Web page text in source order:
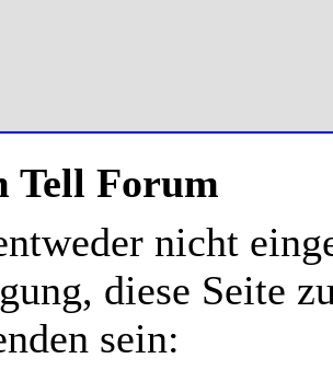
Tell Forum
nicht
diese Seite
sein: